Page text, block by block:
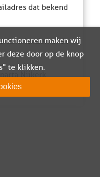
dat bekend
downloaden in de
Nijkerk
maken wij
deze door op de knop
te klikken.